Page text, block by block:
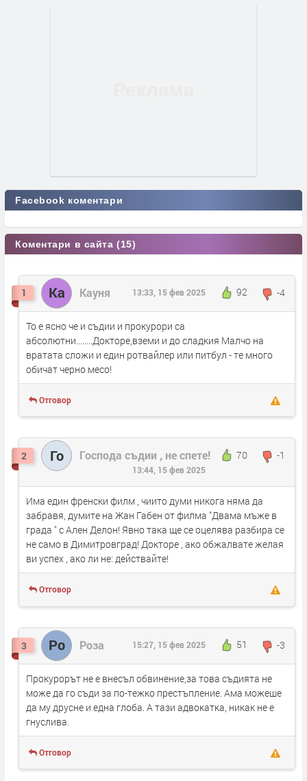
Facebook коментари
Коментари в сайта (15)
1 Ка Кауня 92 -4
13:33, 15 фев 2025
То е ясно че и съдии и прокурори са
абсолютни........Докторе,вземи и до сладкия Малчо на
вратата сложи и един ротвайлер или питбул - те много
обичат черно месо!
Отговор
2 Го Господа съдии , не спете! 70 -1
13:44, 15 фев 2025
Има един френски филм , чиито думи никога няма да
забравя, думите на Жан Габен от филма "Двама мъже в
града " с Ален Делон! Явно така ще се оцелява разбира се
не само в Димитровград! Докторе , ако обжалвате желая
ви успех , ако ли не: действайте!
Отговор
3 Ро Роза 51 -3
15:27, 15 фев 2025
Прокурорът не е внесъл обвинение,за това съдията не
може да го съди за по-тежко престъпление. Ама можеше
да му друсне и една глоба. А тази адвокатка, никак не е
гнуслива.
Отговор